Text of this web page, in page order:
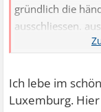
gründlich die
ausschliessen.
ich hab hier in
Ich lebe im
Luxemburg.